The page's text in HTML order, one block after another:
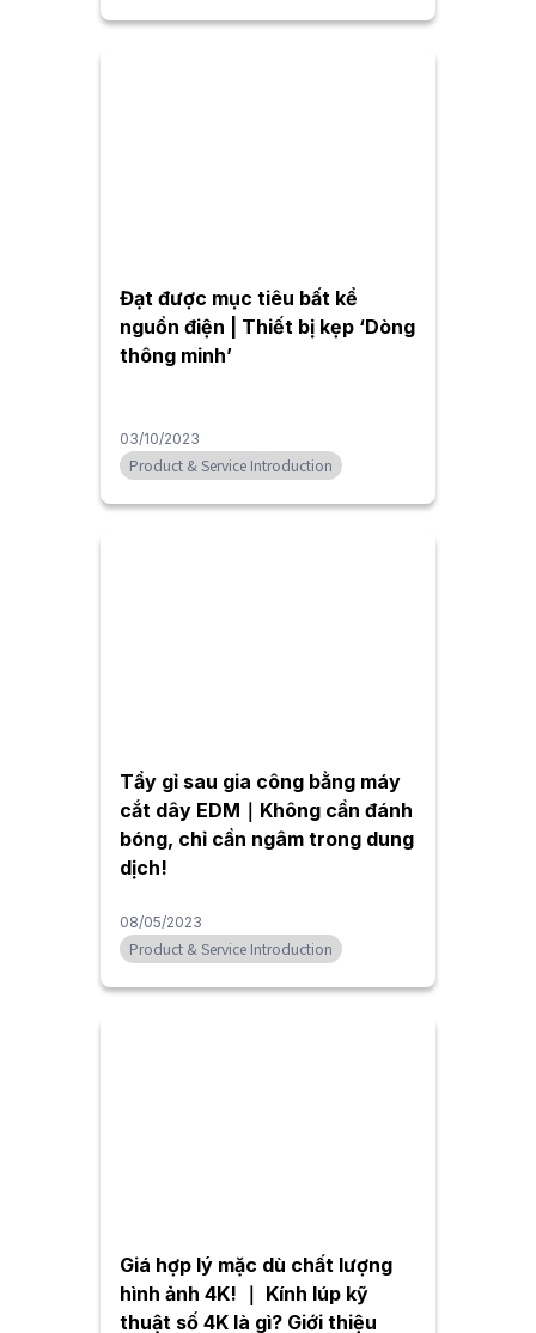
Đạt được mục tiêu bất kể
nguồn điện | Thiết bị kẹp ‘Dòng
thông minh’
03/10/2023
Product & Service Introduction
Tẩy gỉ sau gia công bằng máy
cắt dây EDM｜Không cần đánh
bóng, chỉ cần ngâm trong dung
dịch!
08/05/2023
Product & Service Introduction
Giá hợp lý mặc dù chất lượng
hình ảnh 4K! ｜ Kính lúp kỹ
thuật số 4K là gì? Giới thiệu